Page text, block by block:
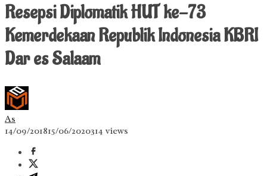
Resepsi Diplomatik HUT ke-73
Kemerdekaan Republik Indonesia KBRI
Dar es Salaam
As
14/09/201815/06/2020314 views